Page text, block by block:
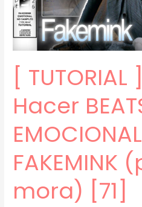
[72]
[
Hacer
FAKEMINK
mora) [71]